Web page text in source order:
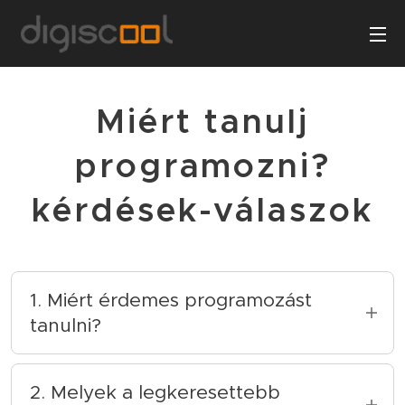
Miért tanulj
programozni?
kérdések-válaszok
1. Miért érdemes programozást
tanulni?
A programozás tanulása sok előnnyel járhat.
Először is, segíthet megérteni és használni a
2. Melyek a legkeresettebb